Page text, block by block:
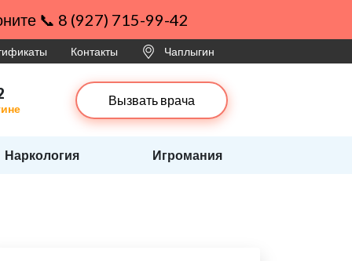
📞 8 (927) 715-99-42
Контакты Чаплыгин
Вызвать врача
Наркология Игромания